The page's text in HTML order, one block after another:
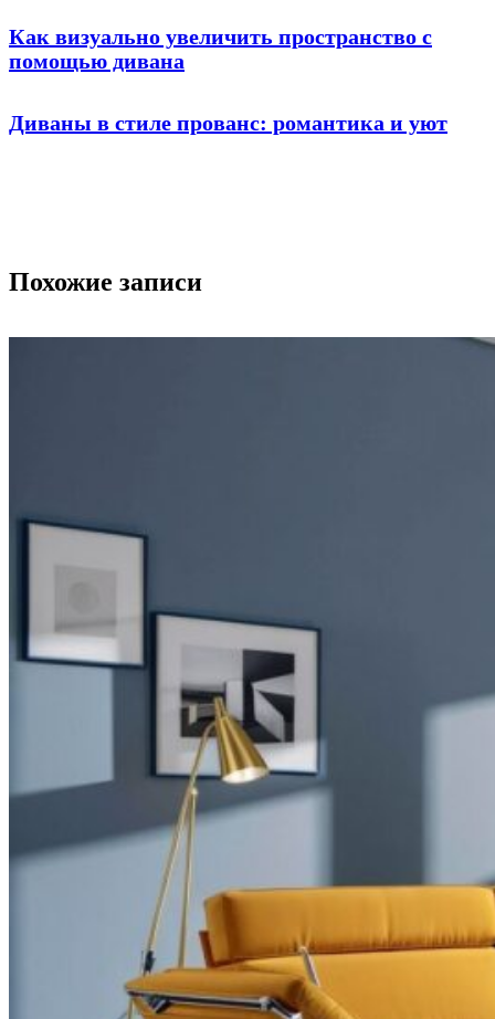
Как визуально увеличить пространство с
помощью дивана
Диваны в стиле прованс: романтика и уют
Похожие записи